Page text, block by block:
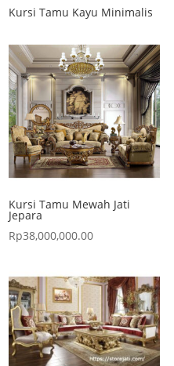
Kursi Tamu Kayu Minimalis
Kursi Tamu Mewah Jati
Jepara
Rp38,000,000.00